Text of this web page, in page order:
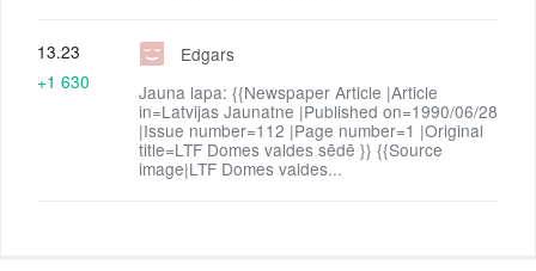
Edgars
Jauna lapa: {{Newspaper Article |Article
in=Latvijas Jaunatne |Published on=1990/06/28
|Issue number=112 |Page number=1 |Original
title=LTF Domes valdes sēdē }} {{Source
image|LTF Domes valdes...
13.23
+1 630